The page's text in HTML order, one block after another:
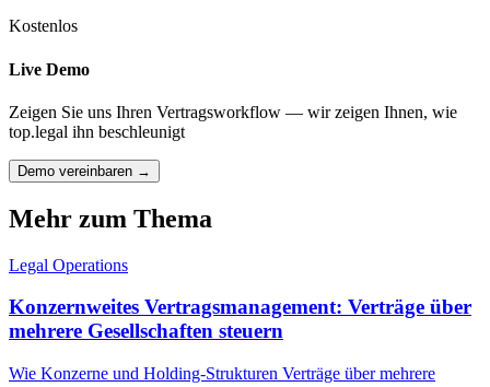
Kostenlos
Live Demo
Zeigen Sie uns Ihren Vertragsworkflow — wir zeigen Ihnen, wie
top.legal ihn beschleunigt
Demo vereinbaren →
Mehr zum Thema
Legal Operations
Konzernweites Vertragsmanagement: Verträge über
mehrere Gesellschaften steuern
Wie Konzerne und Holding-Strukturen Verträge über mehrere